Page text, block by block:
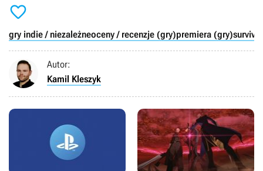

gry indie / niezależneoceny / recenzje (gry)premiera (gry)survival
Autor:
Kamil Kleszyk